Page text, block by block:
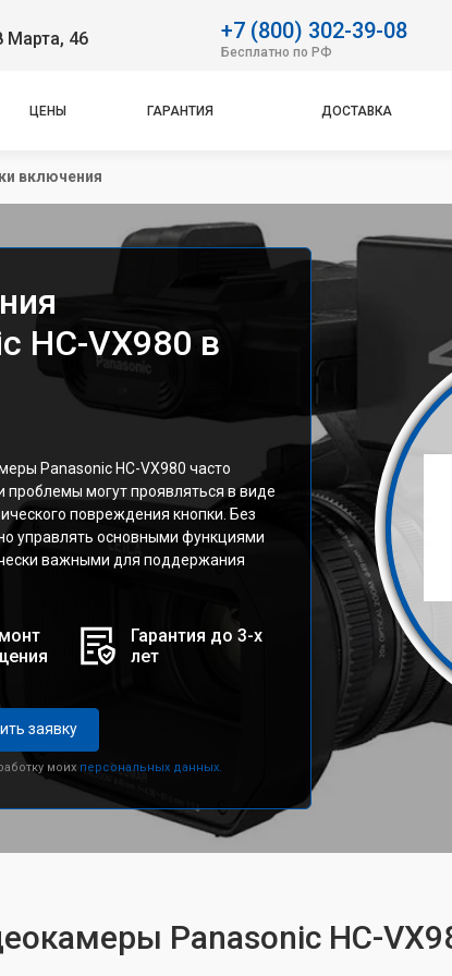
Марта, 46 +7 (800) 302-39-08
Бесплатно по РФ
ЦЕНЫ ГАРАНТИЯ ДОСТАВКА
включения
HC-VX980 в
Panasonic HC-VX980 часто
проблемы могут проявляться в виде
повреждения кнопки. Без
управлять основными функциями
важными для поддержания
Гарантия до 3-х
лет
заявку
моих персональных данных.
Panasonic HC-